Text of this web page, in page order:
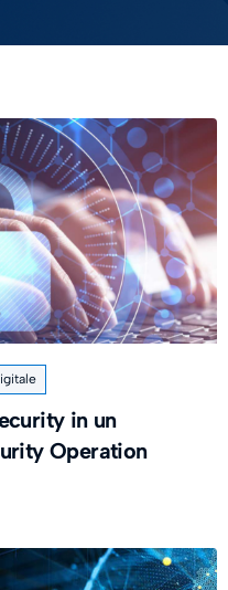
in un
Operation